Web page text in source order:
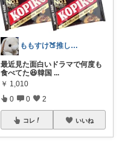
ももすけ🍑推し活アラフィフ
最近見た面白いドラマで何度も
食べてた😆韓国 ...
￥ 1,010
0 0 2
コレ いいね